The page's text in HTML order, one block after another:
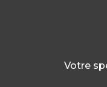
Votre